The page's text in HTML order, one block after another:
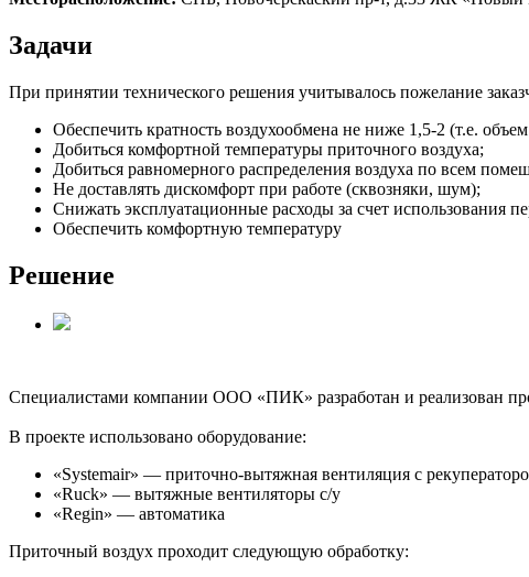
Задачи
При принятии технического решения учитывалось пожелание
Обеспечить кратность воздухообмена не ниже 1,5-2 (т.е.
Добиться комфортной температуры приточного воздуха;
Добиться равномерного распределения воздуха по всем
Не доставлять дискомфорт при работе (сквозняки, шум);
Снижать эксплуатационные расходы за счет использования
Обеспечить комфортную температуру
Решение
Специалистами компании ООО «ПИК» разработан и реализован
В проекте использовано оборудование:
«Systemair» — приточно-вытяжная вентиляция с
«Ruck» — вытяжные вентиляторы с/у
«Regin» — автоматика
Приточный воздух проходит следующую обработку: